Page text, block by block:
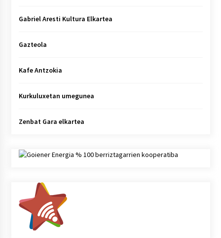
Gabriel Aresti Kultura Elkartea
Gazteola
Kafe Antzokia
Kurkuluxetan umegunea
Zenbat Gara elkartea